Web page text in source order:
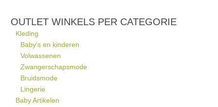
OUTLET WINKELS PER CATEGORIE
Kleding
Baby's en kinderen
Volwassenen
Zwangerschapsmode
Bruidsmode
Lingerie
Baby Artikelen